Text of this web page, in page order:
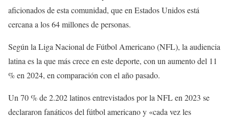
aficionados de esta comunidad, que en Estados Unidos está
cercana a los 64 millones de personas.
Según la Liga Nacional de Fútbol Americano (NFL), la audiencia
latina es la que más crece en este deporte, con un aumento del 11
% en 2024, en comparación con el año pasado.
Un 70 % de 2.202 latinos entrevistados por la NFL en 2023 se
declararon fanáticos del fútbol americano y «cada vez les